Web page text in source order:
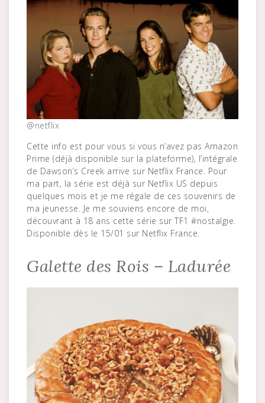
@netflix
Cette info est pour vous si vous n’avez pas Amazon
Prime (déjà disponible sur la plateforme), l’intégrale
de Dawson’s Creek arrive sur Netflix France. Pour
ma part, la série est déjà sur Netflix US depuis
quelques mois et je me régale de ces souvenirs de
ma jeunesse. Je me souviens encore de moi,
découvrant à 18 ans cette série sur TF1 #nostalgie.
Disponible dès le 15/01 sur Netflix France.
Galette des Rois – Ladurée